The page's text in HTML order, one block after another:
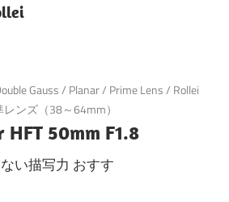
Gauss/ Planar/ Prime Lens/ Rollei
ンズ（38～64mm）
50mm F1.8
い描写力 おすす